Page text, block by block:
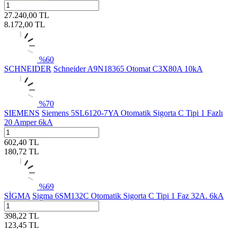
27.240,00 TL
8.172,00 TL
%60
SCHNEIDER Schneider A9N18365 Otomat C3X80A 10kA
%70
SIEMENS Siemens 5SL6120-7YA Otomatik Sigorta C Tipi 1 Fazlı
20 Amper 6kA
602,40 TL
180,72 TL
%69
SİGMA Sigma 6SM132C Otomatik Sigorta C Tipi 1 Faz 32A. 6kA
398,22 TL
123,45 TL